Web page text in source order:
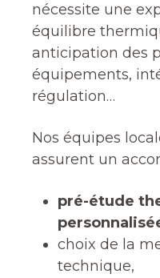
nécessite une
équilibre
anticipation des
équipements,
régulation…
Nos équipes
assurent un
pré-étude
choix de la
technique,